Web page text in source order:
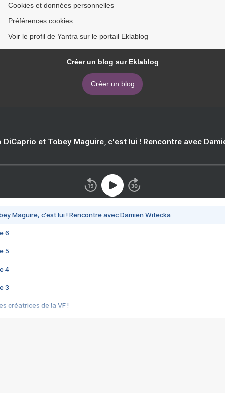
Cookies et données personnelles
Préférences cookies
Voir le profil de Yantra sur le portail Eklablog
Créer un blog sur Eklablog
Créer un blog
DiCaprio et Tobey Maguire, c'est lui ! Rencontre avec
Maguire, c'est lui ! Rencontre avec Damien Witecka
6
5
4
3
créatrices de la VF !